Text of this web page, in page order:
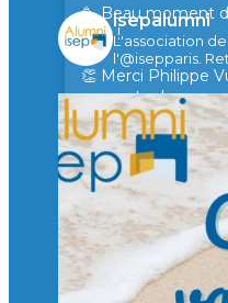
🥳 Beau moment
rires !
👏 Merci Philippe
rencontre !
il y a 2 mois
Voir sur Facebook ·
🙏 Soutenez l’Isep
et contribuons
d’ingénieurs de
isepalumni
L'association
l'@isepparis.